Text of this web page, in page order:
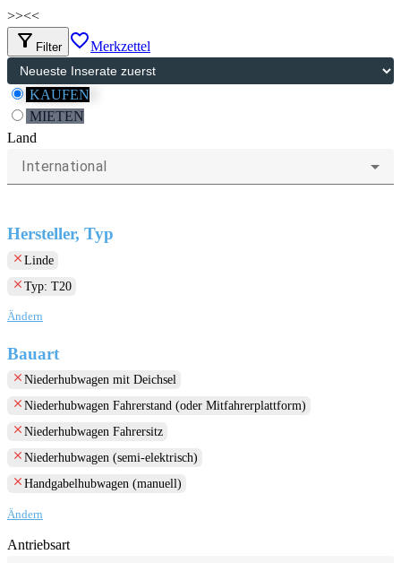
>><<
filter_alt Filter favorite_borderMerkzettel
KAUFEN
MIETEN
Land
International
Hersteller, Typ
clear Linde
clear Typ: T20
Ändern
Bauart
clear Niederhubwagen mit Deichsel
clear Niederhubwagen Fahrerstand (oder Mitfahrerplattform)
clear Niederhubwagen Fahrersitz
clear Niederhubwagen (semi-elektrisch)
clear Handgabelhubwagen (manuell)
Ändern
Antriebsart